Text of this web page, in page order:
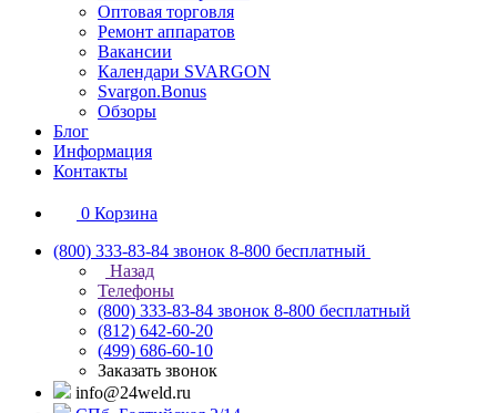
Оптовая торговля
Ремонт аппаратов
Вакансии
Календари SVARGON
Svargon.Bonus
Обзоры
Блог
Информация
Контакты
0 Корзина
(800) 333-83-84 звонок 8-800 бесплатный
Назад
Телефоны
(800) 333-83-84 звонок 8-800 бесплатный
(812) 642-60-20
(499) 686-60-10
Заказать звонок
info@24weld.ru